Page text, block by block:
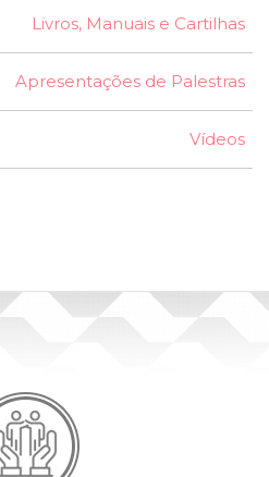
Livros, Manuais e Cartilhas
Apresentações de Palestras
Vídeos